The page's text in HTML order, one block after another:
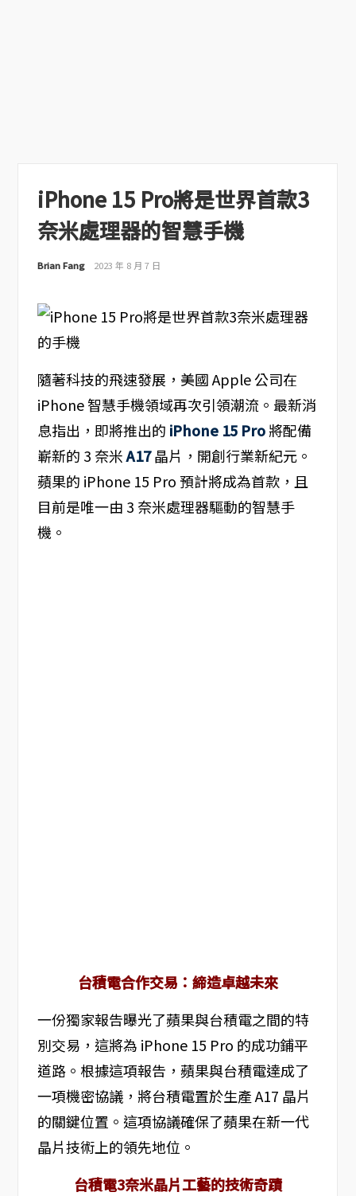
iPhone 15 Pro將是世界首款3
奈米處理器的智慧手機
Brian Fang 2023 年 8 月 7 日
隨著科技的飛速發展，美國 Apple 公司在
iPhone 智慧手機領域再次引領潮流。最新消
息指出，即將推出的 iPhone 15 Pro將配備
嶄新的 3 奈米A17晶片，開創行業新紀元。
蘋果的 iPhone 15 Pro 預計將成為首款，且
目前是唯一由 3 奈米處理器驅動的智慧手
機。
台積電合作交易：締造卓越未來
一份獨家報告曝光了蘋果與台積電之間的特
別交易，這將為 iPhone 15 Pro 的成功鋪平
道路。根據這項報告，蘋果與台積電達成了
一項機密協議，將台積電置於生產 A17 晶片
的關鍵位置。這項協議確保了蘋果在新一代
晶片技術上的領先地位。
台積電3奈米晶片工藝的技術奇蹟